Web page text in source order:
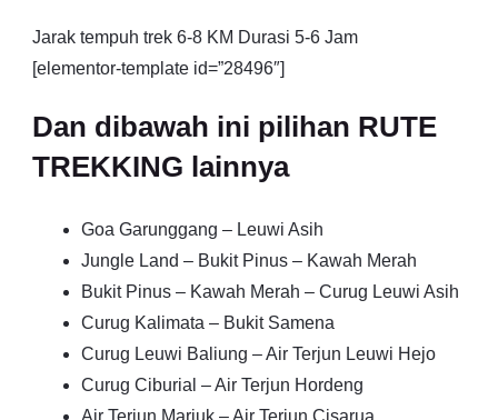
Jarak tempuh trek 6-8 KM Durasi 5-6 Jam
[elementor-template id=”28496″]
Dan dibawah ini pilihan RUTE
TREKKING lainnya
Goa Garunggang – Leuwi Asih
Jungle Land – Bukit Pinus – Kawah Merah
Bukit Pinus – Kawah Merah – Curug Leuwi Asih
Curug Kalimata – Bukit Samena
Curug Leuwi Baliung – Air Terjun Leuwi Hejo
Curug Ciburial – Air Terjun Hordeng